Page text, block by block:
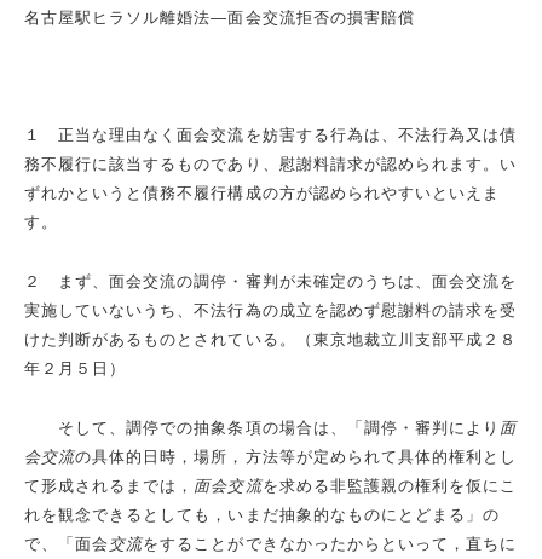
名古屋駅ヒラソル離婚法―面会交流拒否の損害賠償
１ 正当な理由なく面会交流を妨害する行為は、不法行為又は債
務不履行に該当するものであり、慰謝料請求が認められます。い
ずれかというと債務不履行構成の方が認められやすいといえま
す。
２ まず、面会交流の調停・審判が未確定のうちは、面会交流を
実施していないうち、不法行為の成立を認めず慰謝料の請求を受
けた判断があるものとされている。（東京地裁立川支部平成２８
年２月５日）
そして、調停での抽象条項の場合は、「調停・審判により 面
会交流の具体的日時，場所，方法等が定められて具体的権利とし
て形成されるまでは， 面会交流を求める非監護親の権利を仮にこ
れを観念できるとしても，いまだ抽象的なものにとどまる」の
で、「面会 交流をすることができなかったからといって，直ちに